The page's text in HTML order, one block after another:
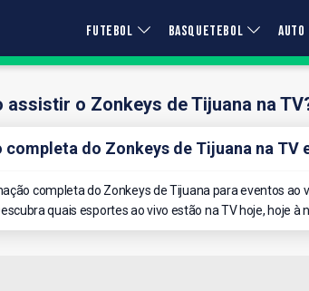
FUTEBOL BASQUETEBOL AUTO
assistir o Zonkeys de Tijuana na
completa do Zonkeys de Tijuana na TV
completa do Zonkeys de Tijuana para eventos ao
quais esportes ao vivo estão na TV hoje, hoje à